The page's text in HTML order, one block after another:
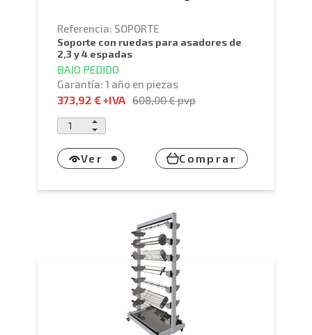
Referencia: SOPORTE
soporte con ruedas para asadores de
2,3 y 4 espadas
BAJO PEDIDO
Garantía: 1 año en piezas
373,92 €+IVA 608,00 €pvp
Ver Comprar